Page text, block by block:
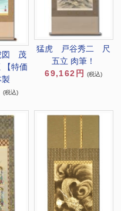
図 茂
特価
(税込)
猛虎 戸谷秀二 尺
五立 肉筆！
69,162円
(税込)